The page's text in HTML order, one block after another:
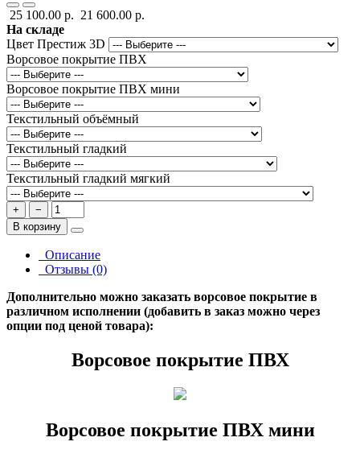
25 100.00 р. 21 600.00 р.
На складе
Цвет Престиж 3D
Ворсовое покрытие ПВХ
Ворсовое покрытие ПВХ мини
Текстильный объёмный
Текстильный гладкий
Текстильный гладкий мягкий
+
−
В корзину
Описание
Отзывы (0)
Дополнительно можно заказать ворсовое покрытие в
различном исполнении (добавить в заказ можно через
опции под ценой товара):
Ворсовое покрытие ПВХ
Ворсовое покрытие ПВХ мини